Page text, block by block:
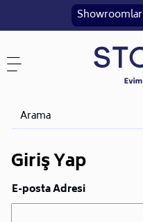
Showroomlar
Giriş Yap
E-posta Adresi